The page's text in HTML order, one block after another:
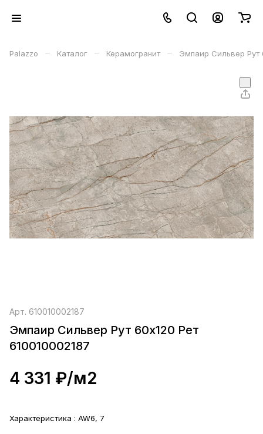
Palazzo – Каталог – Керамогранит – Эмпаир Сильвер Рут
Арт. 610010002187
Эмпаир Сильвер Рут 60x120 Рет
610010002187
4 331 ₽/м2
Характеристика : AW6, 7